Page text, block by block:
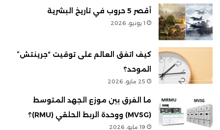
أقصر 5 حروب في تاريخ البشرية
1 يونيو، 2026
كيف اتفق العالم على توقيت “جرينتش”
الموحد؟
25 مايو، 2026
ما الفرق بين موزع الجهد المتوسط
(MVSG) ووحدة الربط الحلقي (RMU)؟
19 مايو، 2026